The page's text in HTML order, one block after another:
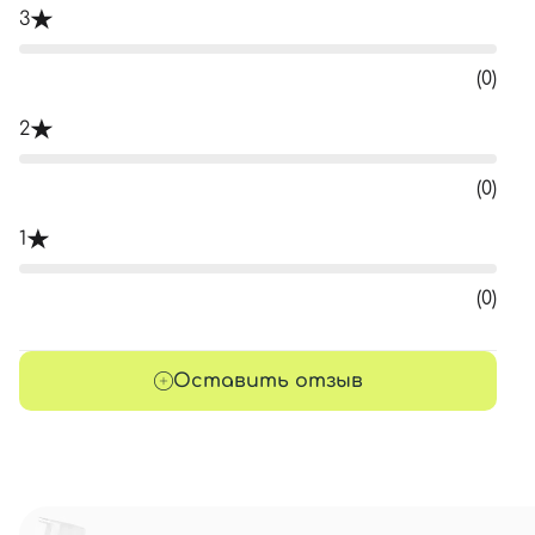
3
(0)
2
(0)
1
(0)
Оставить отзыв